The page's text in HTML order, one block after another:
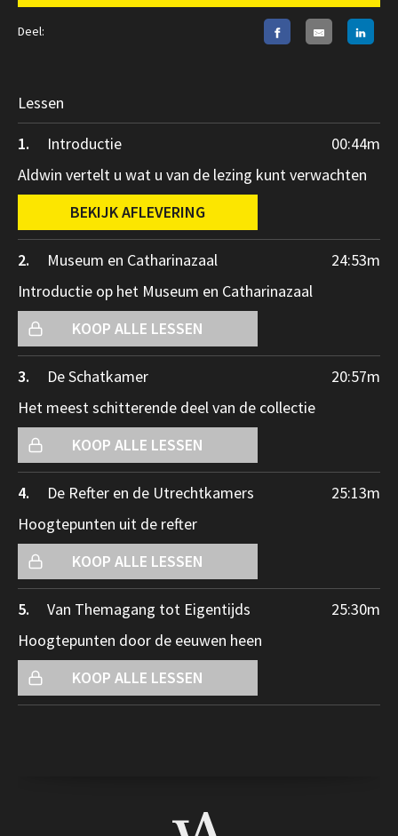
Deel:
Lessen
1.
Introductie 00:44m
Aldwin vertelt u wat u van de lezing kunt verwachten
BEKIJK AFLEVERING
2. Museum en Catharinazaal 24:53m
Introductie op het Museum en Catharinazaal
KOOP ALLE LESSEN
3. De Schatkamer 20:57m
Het meest schitterende deel van de collectie
KOOP ALLE LESSEN
4. De Refter en de Utrechtkamers 25:13m
Hoogtepunten uit de refter
KOOP ALLE LESSEN
5. Van Themagang tot Eigentijds 25:30m
Hoogtepunten door de eeuwen heen
KOOP ALLE LESSEN